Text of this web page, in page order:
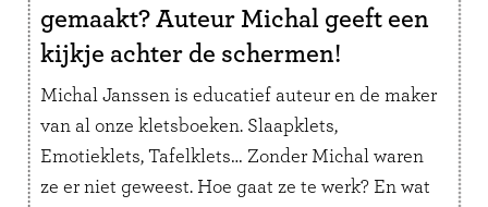
gemaakt? Auteur Michal geeft een
kijkje achter de schermen!
Michal Janssen is educatief auteur en de maker
van al onze kletsboeken. Slaapklets,
Emotieklets, Tafelklets… Zonder Michal waren
ze er niet geweest. Hoe gaat ze te werk? En wat